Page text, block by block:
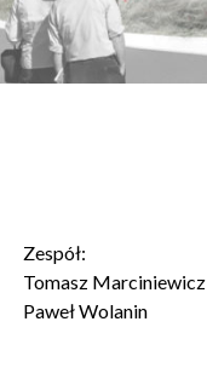
Zespół:
Tomasz Marciniewicz
Paweł Wolanin